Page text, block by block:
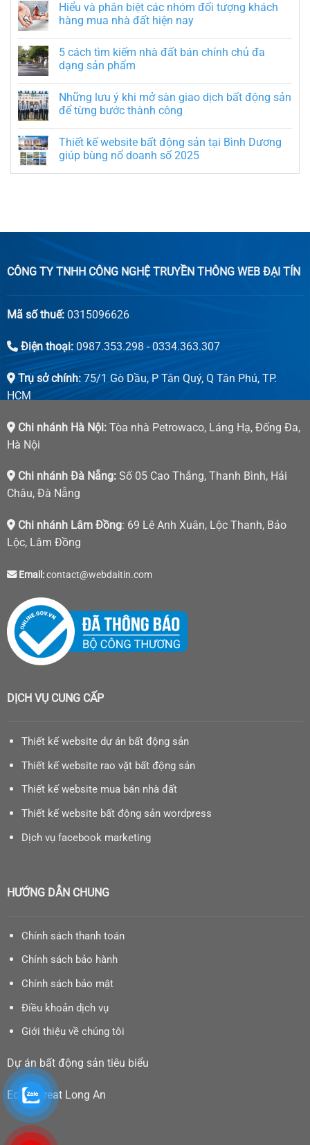
Hiểu và phân biệt các nhóm đối tượng khách
hàng mua nhà đất hiện nay
5 cách tìm kiếm nhà đất bán chính chủ đa
dạng sản phẩm
Những lưu ý khi mở sàn giao dịch bất động sản
để từng bước thành công
Thiết kế website bất động sản tại Bình Dương
giúp bùng nổ doanh số 2025
CÔNG TY TNHH CÔNG NGHỆ TRUYỀN THÔNG WEB ĐẠI TÍN
Mã số thuế:0315096626
Điện thoại:0987.353.298 - 0334.363.307
Trụ sở chính:75/1 Gò Dầu, P Tân Quý, Q Tân Phú, TP.
HCM
Chi nhánh Hà Nội:Tòa nhà Petrowaco, Láng Hạ, Đống Đa,
Hà Nội
Chi nhánh Đà Nẵng:Số 05 Cao Thắng, Thanh Bình, Hải
Châu, Đà Nẵng
Chi nhánh Lâm Đồng: 69 Lê Anh Xuân, Lộc Thanh, Bảo
Lộc, Lâm Đồng
Email:contact@webdaitin.com
DỊCH VỤ CUNG CẤP
Thiết kế website dự án bất động sản
Thiết kế website rao vặt bất động sản
Thiết kế website mua bán nhà đất
Thiết kế website bất động sản wordpress
Dịch vụ facebook marketing
HƯỚNG DẪN CHUNG
Chính sách thanh toán
Chính sách bảo hành
Chính sách bảo mật
Điều khoản dịch vụ
Giới thiệu về chúng tôi
Dự án bất động sản tiêu biểu
Eco Retreat Long An